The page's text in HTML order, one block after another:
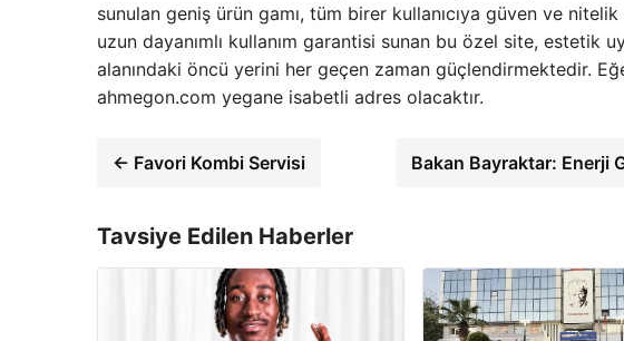
sunulan geniş ürün gamı, tüm birer kullanıcıya güven ve
uzun dayanımlı kullanım garantisi sunan bu özel site, estetik
alanındaki öncü yerini her geçen zaman güçlendirmektedir.
ahmegon.com yegane isabetli adres olacaktır.
← Favori Kombi Servisi Bakan Bayraktar: Enerji
Tavsiye Edilen Haberler